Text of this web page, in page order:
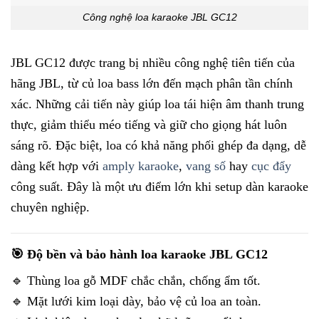
Công nghệ loa karaoke JBL GC12
JBL GC12 được trang bị nhiều công nghệ tiên tiến của
hãng JBL, từ củ loa bass lớn đến mạch phân tần chính
xác. Những cải tiến này giúp loa tái hiện âm thanh trung
thực, giảm thiểu méo tiếng và giữ cho giọng hát luôn
sáng rõ. Đặc biệt, loa có khả năng phối ghép đa dạng, dễ
dàng kết hợp với amply karaoke, vang số hay cục đẩy
công suất. Đây là một ưu điểm lớn khi setup dàn karaoke
chuyên nghiệp.
🎯 Độ bền và bảo hành loa karaoke JBL GC12
🔹 Thùng loa gỗ MDF chắc chắn, chống ẩm tốt.
🔹 Mặt lưới kim loại dày, bảo vệ củ loa an toàn.